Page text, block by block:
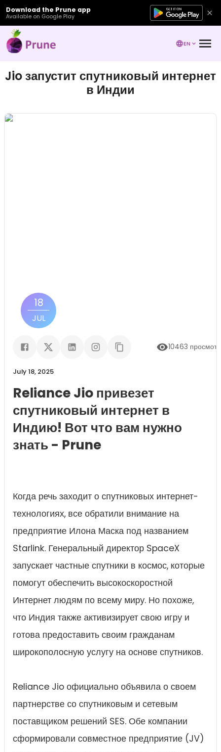
Download the Prune app
Available on Google Play
EN
Jio запустит спутниковый интернет
в Индии
18
JUL
10463
July 18, 2025
Reliance Jio привезет
спутниковый интернет в
Индию! Вот что вам нужно
знать - Prune
Когда речь заходит о спутниковых интернет-
технологиях, все обратили внимание на
предприятие Илона Маска под названием
Starlink. Генеральный директор SpaceX
запускает частные спутники в космос, которые
помогут обеспечить высокоскоростной
Интернет людям по всему миру. Но похоже,
что Индия также активизирует свою игру и
готова предоставить своим гражданам
широкополосную услугу на основе спутников.
Reliance Jio официально объявила о своем
партнерстве со спутниковым и сетевым
поставщиком решений SES. Обе компании
сформировали совместное предприятие (JV)